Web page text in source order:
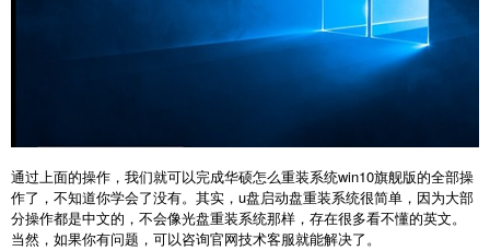
通过上面的操作，我们就可以完成华硕怎么重装系统win10旗舰版的全部操
作了，不知道你学会了没有。其实，u盘启动盘重装系统很简单，因为大部
分操作都是中文的，不会像光盘重装系统那样，存在很多看不懂的英文。
当然，如果你有问题，可以咨询官网技术客服就能解决了。